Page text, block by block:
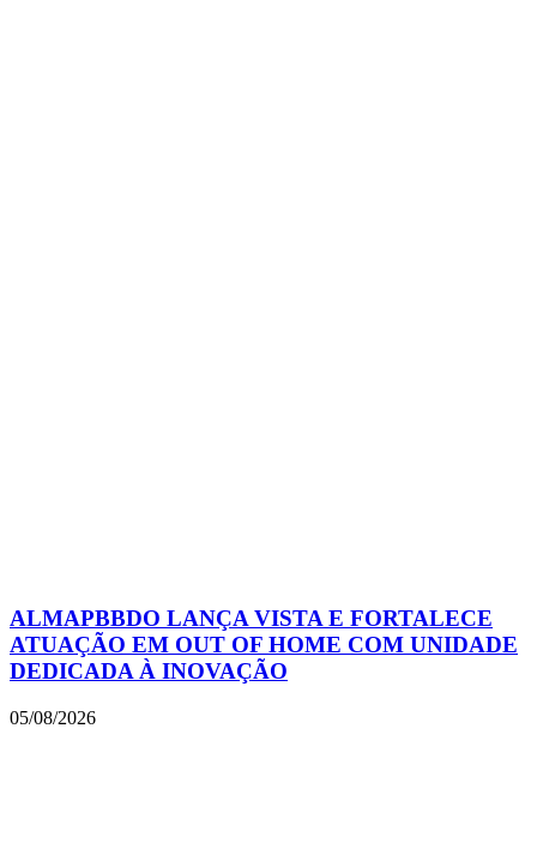
ALMAPBBDO LANÇA VISTA E FORTALECE
ATUAÇÃO EM OUT OF HOME COM UNIDADE
DEDICADA À INOVAÇÃO
05/08/2026